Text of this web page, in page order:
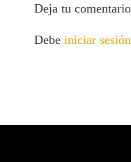
Deja tu comentario
Debeiniciar